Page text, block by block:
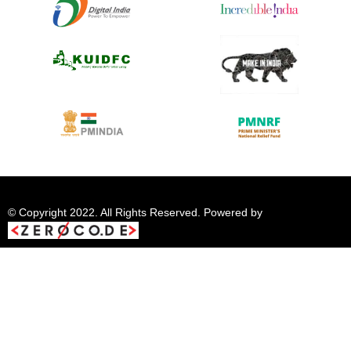
© Copyright 2022. All Rights Reserved. Powered by